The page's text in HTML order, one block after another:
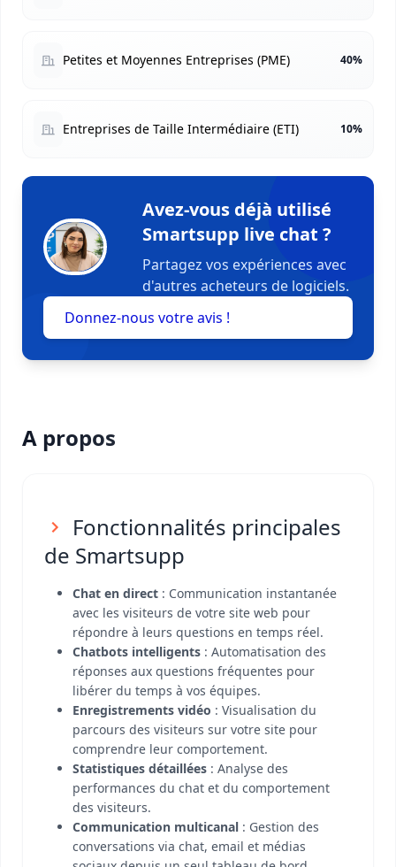
Petites et Moyennes Entreprises (PME) 40%
Entreprises de Taille Intermédiaire (ETI) 10%
Avez-vous déjà utilisé
Smartsupp live chat ?
Partagez vos expériences avec
d'autres acheteurs de logiciels.
Donnez-nous votre avis !
A propos
Fonctionnalités principales
de Smartsupp
Chat en direct : Communication instantanée
avec les visiteurs de votre site web pour
répondre à leurs questions en temps réel.
Chatbots intelligents : Automatisation des
réponses aux questions fréquentes pour
libérer du temps à vos équipes.
Enregistrements vidéo : Visualisation du
parcours des visiteurs sur votre site pour
comprendre leur comportement.
Statistiques détaillées : Analyse des
performances du chat et du comportement
des visiteurs.
Communication multicanal : Gestion des
conversations via chat, email et médias